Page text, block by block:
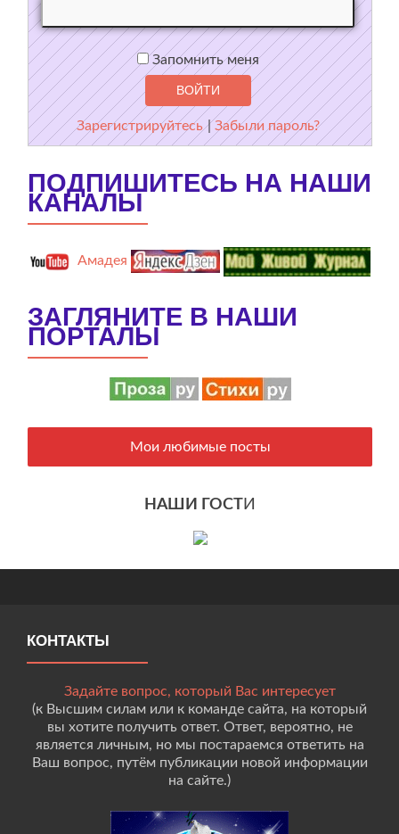
Запомнить меня
Зарегистрируйтесь |Забыли пароль?
ПОДПИШИТЕСЬ НА НАШИ
КАНАЛЫ
Амадея
ЗАГЛЯНИТЕ В НАШИ
ПОРТАЛЫ
Мои любимые посты
НАШИ ГОСТИ
КОНТАКТЫ
Задайте вопрос, который Вас интересует
(к Высшим силам или к команде сайта, на который
вы хотите получить ответ. Ответ, вероятно, не
является личным, но мы постараемся ответить на
Ваш вопрос, путём публикации новой информации
на сайте.)